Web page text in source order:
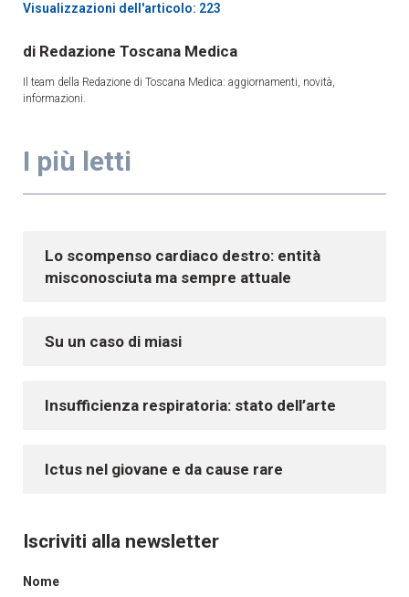
Visualizzazioni dell'articolo: 223
Redazione Toscana Medica
Il team della Redazione di Toscana Medica: aggiornamenti, novità,
informazioni.
I più letti
Lo scompenso cardiaco destro: entità
misconosciuta ma sempre attuale
Su un caso di miasi
Insufficienza respiratoria: stato dell’arte
Ictus nel giovane e da cause rare
Iscriviti alla newsletter
Nome